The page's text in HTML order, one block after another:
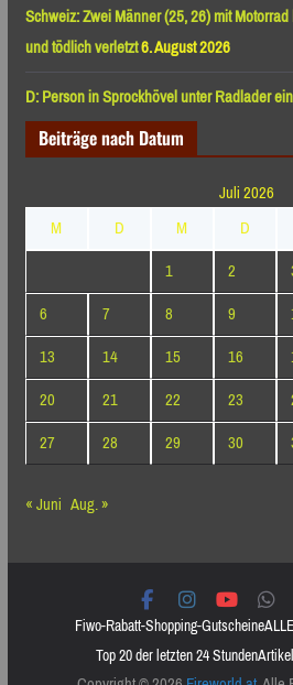
Schweiz: Zwei Männer (25, 26) mit
und tödlich verletzt6. August 2026
D: Person in Sprockhövel unter Radlader
Beiträge nach Datum
Juli 2026
M
D M D
1
2
6
7 8 9
13
14 15 16
20
21 22 23
27
28 29 30
« Juni Aug. »
Fiwo-Rabatt-Shopping-Gutscheine
Top 20 der letzten 24 Stunden